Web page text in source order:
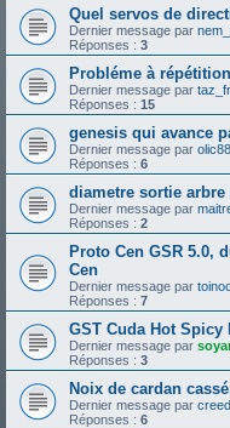
Quel servos de
Dernier message par
Réponses : 3
Probléme à
Dernier message par
Réponses : 15
genesis qui avance
Dernier message par
Réponses : 6
diametre sortie
Dernier message par
Réponses : 2
Proto Cen GSR 5.0,
Cen
Dernier message par
Réponses : 7
GST Cuda Hot Spicy
Dernier message par
Réponses : 3
Noix de cardan
Dernier message par creed
Réponses : 6